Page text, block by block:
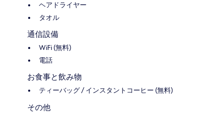
ヘアドライヤー
タオル
通信設備
WiFi (無料)
電話
お食事と飲み物
ティーバッグ / インスタントコーヒー (無料)
その他